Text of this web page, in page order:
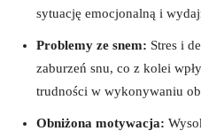
sytuację emocjonalną i
Problemy ze snem: Stres i
zaburzeń snu, co z⁤ kolei⁣
trudności w wykonywaniu⁤
Obniżona motywacja: